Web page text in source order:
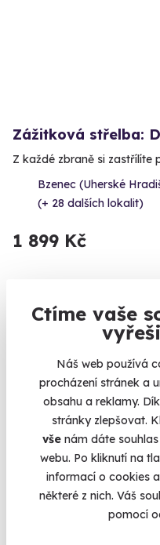
Ctíme vaše
Náš web používá
procházení stránek a
obsahu a reklamy.
stránky zlepšovat.
vše nám dáte
webu. Po kliknutí na
informací o cookies
některé z nich. Váš
pomocí
Zážitková střelba:
Z každé zbraně si zastřílíte
Bzenec (Uherské
(+ 28 dalších lokalit)
1 899 Kč
Volný termín už 12.
Zážitková střelba:
Vystřílíte celkem 72 nábojů!